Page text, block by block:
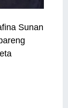
Sunan